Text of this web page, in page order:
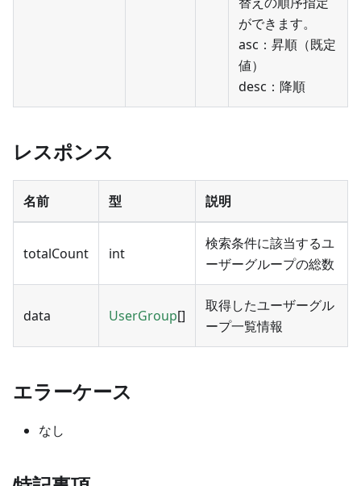
ができます。
asc：昇順（既定
値）
desc：降順
レスポンス
名前 型 説明
totalCount int
検索条件に該当するユ
ーザーグループの総数
data UserGroup[]
取得したユーザーグル
ープ一覧情報
エラーケース
なし